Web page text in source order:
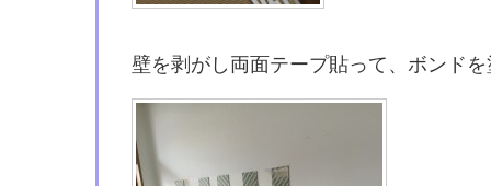
壁を剥がし両面テープ貼って、ボンド